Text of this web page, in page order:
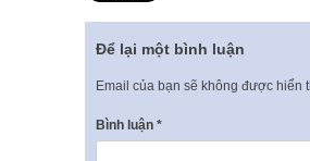
Để lại một bình luận
Email của bạn sẽ không được hiển
Bình luận *